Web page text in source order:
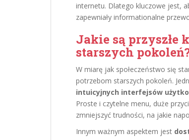
internetu. Dlatego kluczowe jest,
zapewniały informationalne
Jakie są
starszych
W miarę jak społeczeństwo się
potrzebom starszych pokoleń.
intuicyjnych interfejsów
Proste i czytelne menu, duże
zmniejszyć trudności, na jakie
Innym ważnym aspektem jest